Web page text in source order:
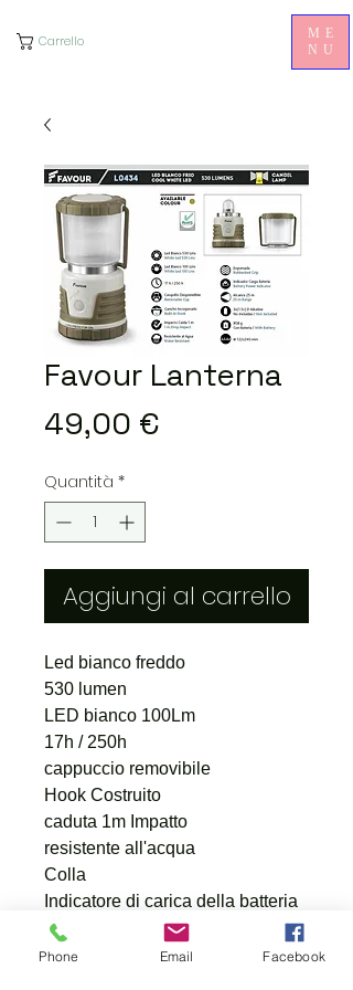
Carrello
ME
NU
Favour Lanterna
49,00 €
Quantità *
Aggiungi al carrello
Led bianco freddo
530 lumen
LED bianco 100Lm
17h / 250h
cappuccio removibile
Hook Costruito
caduta 1m Impatto
resistente all'acqua
Colla
Indicatore di carica della batteria
Gamma 25m
3x (1.5v) D Alkaline
Phone Email Facebook